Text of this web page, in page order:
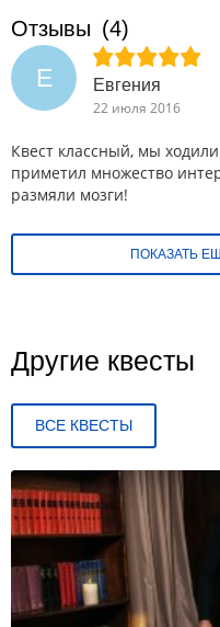
Отзывы (4)
Е
Евгения
22 июля 2016
Квест классный, мы
приметил множество
размяли мозги!
ПОКАЗАТЬ
Другие квесты
ВСЕ КВЕСТЫ